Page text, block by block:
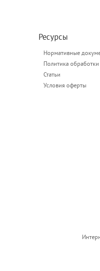
Ресурсы
Нормативные
Политика
Статьи
Условия оферты